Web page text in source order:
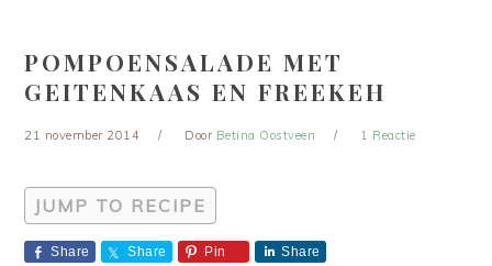
POMPOENSALADE MET
GEITENKAAS EN FREEKEH
21 november 2014 Door Betina Oostveen 1 Reactie
JUMP TO RECIPE
Share Share Pin Share